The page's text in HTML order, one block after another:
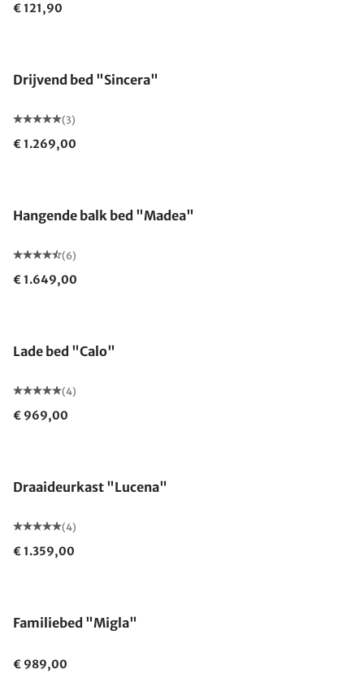
€ 121,90
Drijvend bed "Sincera"
(3)
€ 1.269,00
Hangende balk bed "Madea"
(6)
€ 1.649,00
Lade bed "Calo"
(4)
€ 969,00
Draaideurkast "Lucena"
(4)
€ 1.359,00
Familiebed "Migla"
€ 989,00